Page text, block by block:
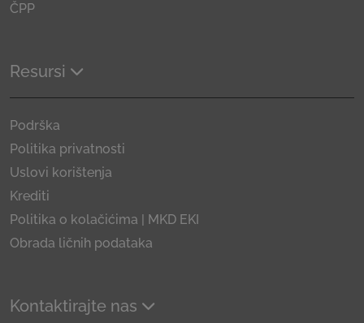
ČPP
Resursi
Podrška
Politika privatnosti
Uslovi korištenja
Krediti
Politika o kolačićima | MKD EKI
Obrada ličnih podataka
Kontaktirajte nas